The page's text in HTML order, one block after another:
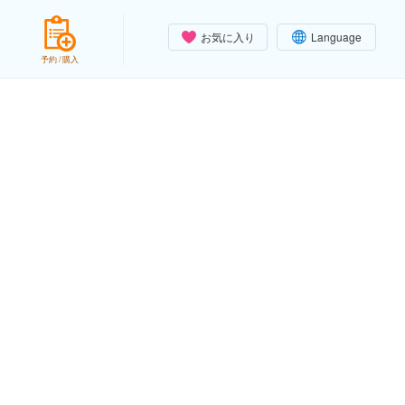
お気に入り Language
予約 / 購入